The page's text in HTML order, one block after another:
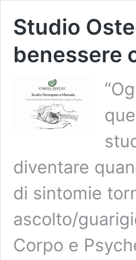
Studio
benessere
diventare
di sintomie
ascolto/
Corpo e